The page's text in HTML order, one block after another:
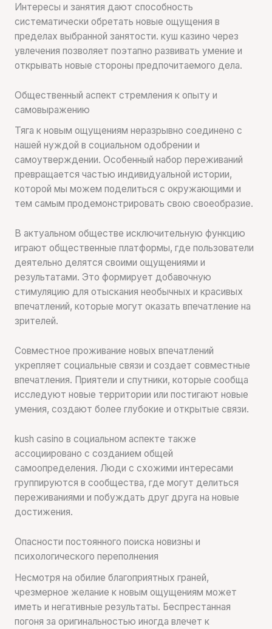
Интересы и занятия дают способность
систематически обретать новые ощущения в
пределах выбранной занятости. куш казино через
увлечения позволяет поэтапно развивать умение и
открывать новые стороны предпочитаемого дела.
Общественный аспект стремления к опыту и
самовыражению
Тяга к новым ощущениям неразрывно соединено с
нашей нуждой в социальном одобрении и
самоутверждении. Особенный набор переживаний
превращается частью индивидуальной истории,
которой мы можем поделиться с окружающими и
тем самым продемонстрировать свою своеобразие.
В актуальном обществе исключительную функцию
играют общественные платформы, где пользователи
деятельно делятся своими ощущениями и
результатами. Это формирует добавочную
стимуляцию для отыскания необычных и красивых
впечатлений, которые могут оказать впечатление на
зрителей.
Совместное проживание новых впечатлений
укрепляет социальные связи и создает совместные
впечатления. Приятели и спутники, которые сообща
исследуют новые территории или постигают новые
умения, создают более глубокие и открытые связи.
kush casino в социальном аспекте также
ассоциировано с созданием общей
самоопределения. Люди с схожими интересами
группируются в сообщества, где могут делиться
переживаниями и побуждать друг друга на новые
достижения.
Опасности постоянного поиска новизны и
психологического переполнения
Несмотря на обилие благоприятных граней,
чрезмерное желание к новым ощущениям может
иметь и негативные результаты. Беспрестанная
погоня за оригинальностью иногда влечет к